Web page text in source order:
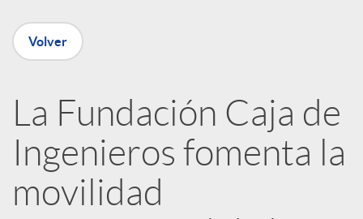
n
R
e
Volver
La Fundación Caja de
Ingenieros fomenta la
movilidad